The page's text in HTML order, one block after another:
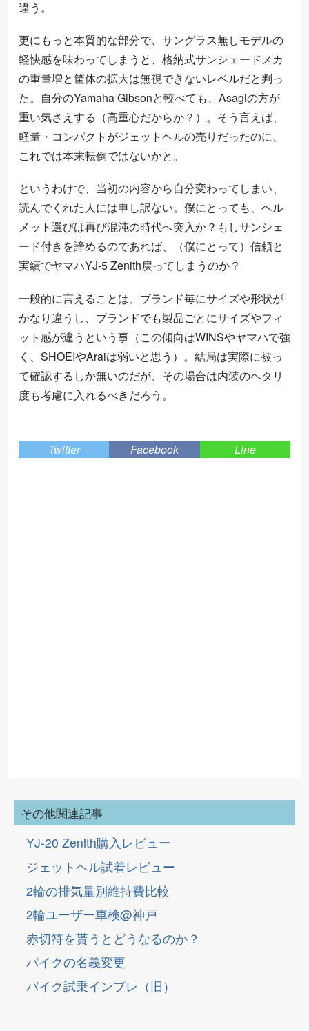
違う。
更にもっと本質的な部分で、サングラス無しモデルの
軽快感を味わってしまうと、格納式サンシェードメカ
の重量増と筐体の拡大は無視できないレベルだと判っ
た。自分のYamaha Gibsonと較べても、Asagiの方が
重い気さえする（高重心だからか？）。そう言えば、
軽量・コンパクトがジェットヘルの売りだったのに、
これでは本末転倒ではないかと。
というわけで、当初の内容から自分変わってしまい、
読んでくれた人には申し訳ない。僕にとっても、ヘル
メット選びは再び混沌の時代へ突入か？もしサンシェ
ード付きを諦めるのであれば、（僕にとって）信頼と
実績でヤマハYJ-5 Zenith戻ってしまうのか？
一般的に言えることは、ブランド毎にサイズや形状が
かなり違うし、ブランドでも製品ごとにサイズやフィ
ット感が違うという事（この傾向はWINSやヤマハで強
く、SHOEIやAraiは弱いと思う）。結局は実際に被っ
て確認するしか無いのだが、その場合は内装のヘタリ
度も考慮に入れるべきだろう。
Twitter
Facebook Line
その他関連記事
YJ-20 Zenith購入レビュー
ジェットヘル試着レビュー
2輪の排気量別維持費比較
2輪ユーザー車検@神戸
赤切符を貰うとどうなるのか？
バイクの名義変更
バイク試乗インプレ（旧）